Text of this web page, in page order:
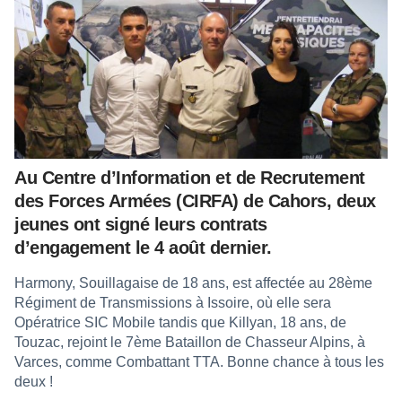
Au Centre d’Information et de Recrutement
des Forces Armées (CIRFA) de Cahors, deux
jeunes ont signé leurs contrats
d’engagement le 4 août dernier.
Harmony, Souillagaise de 18 ans, est affectée au 28ème
Régiment de Transmissions à Issoire, où elle sera
Opératrice SIC Mobile tandis que Killyan, 18 ans, de
Touzac, rejoint le 7ème Bataillon de Chasseur Alpins, à
Varces, comme Combattant TTA. Bonne chance à tous les
deux !